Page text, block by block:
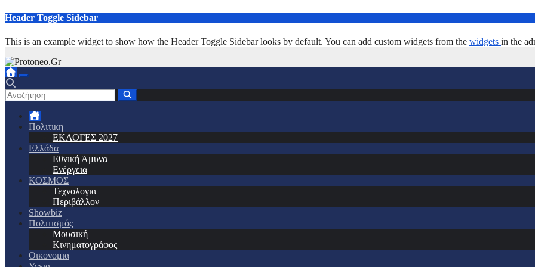
Μετάβαση
περιεχόμενο
Header Toggle Sidebar
This is an example widget to show how the Header Toggle Sidebar looks by default. You can add custom widgets from the widgets in the
Πολιτικη
ΕΚΛΟΓΕΣ 2027
Ελλάδα
Εθνική Άμυνα
Ενέργεια
ΚΟΣΜΟΣ
Τεχνολογια
Περιβάλλον
Showbiz
Πολιτισμός
Μουσική
Κινηματογράφος
Οικονομια